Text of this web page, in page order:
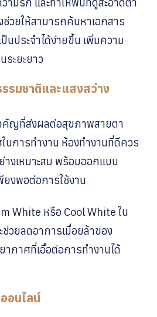
ามรก และทำให้พื้นที่ดูสะอาดตา
วยให้สามารถค้นหาเอกสาร
นประจำได้ง่ายขึ้น เพิ่มความ
ระยะยาว
รมชาติและแสงสว่าง
คัญที่ส่งผลต่อสุขภาพสายตา
นการทำงาน ห้องทำงานที่ดีควร
างเหมาะสม พร้อมออกแบบ
ยงพอต่อการใช้งาน
White หรือ Cool White ใน
ช่วยลดอาการเมื่อยล้าของ
ากาศที่เอื้อต่อการทำงานได้
อนไลน์